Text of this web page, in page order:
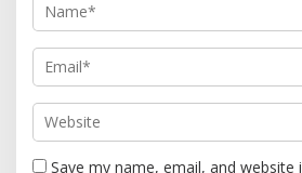
Save my name, email, and